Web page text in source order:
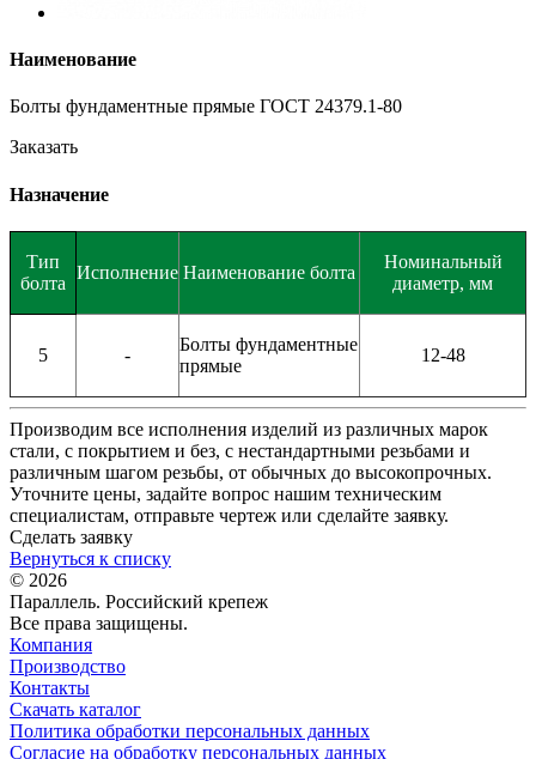
Наименование
Болты фундаментные прямые ГОСТ 24379.1-80
Заказать
Назначение
Тип
болта
Исполнение Наименование болта
Номинальный
диаметр, мм
5 -
Болты фундаментные
прямые
12-48
Производим все исполнения изделий из различных марок
стали, с покрытием и без, с нестандартными резьбами и
различным шагом резьбы, от обычных до высокопрочных.
Уточните цены, задайте вопрос нашим техническим
специалистам, отправьте чертеж или сделайте заявку.
Сделать заявку
Вернуться к списку
© 2026
Параллель. Российский крепеж
Все права защищены.
Компания
Производство
Контакты
Скачать каталог
Политика обработки персональных данных
Согласие на обработку персональных данных